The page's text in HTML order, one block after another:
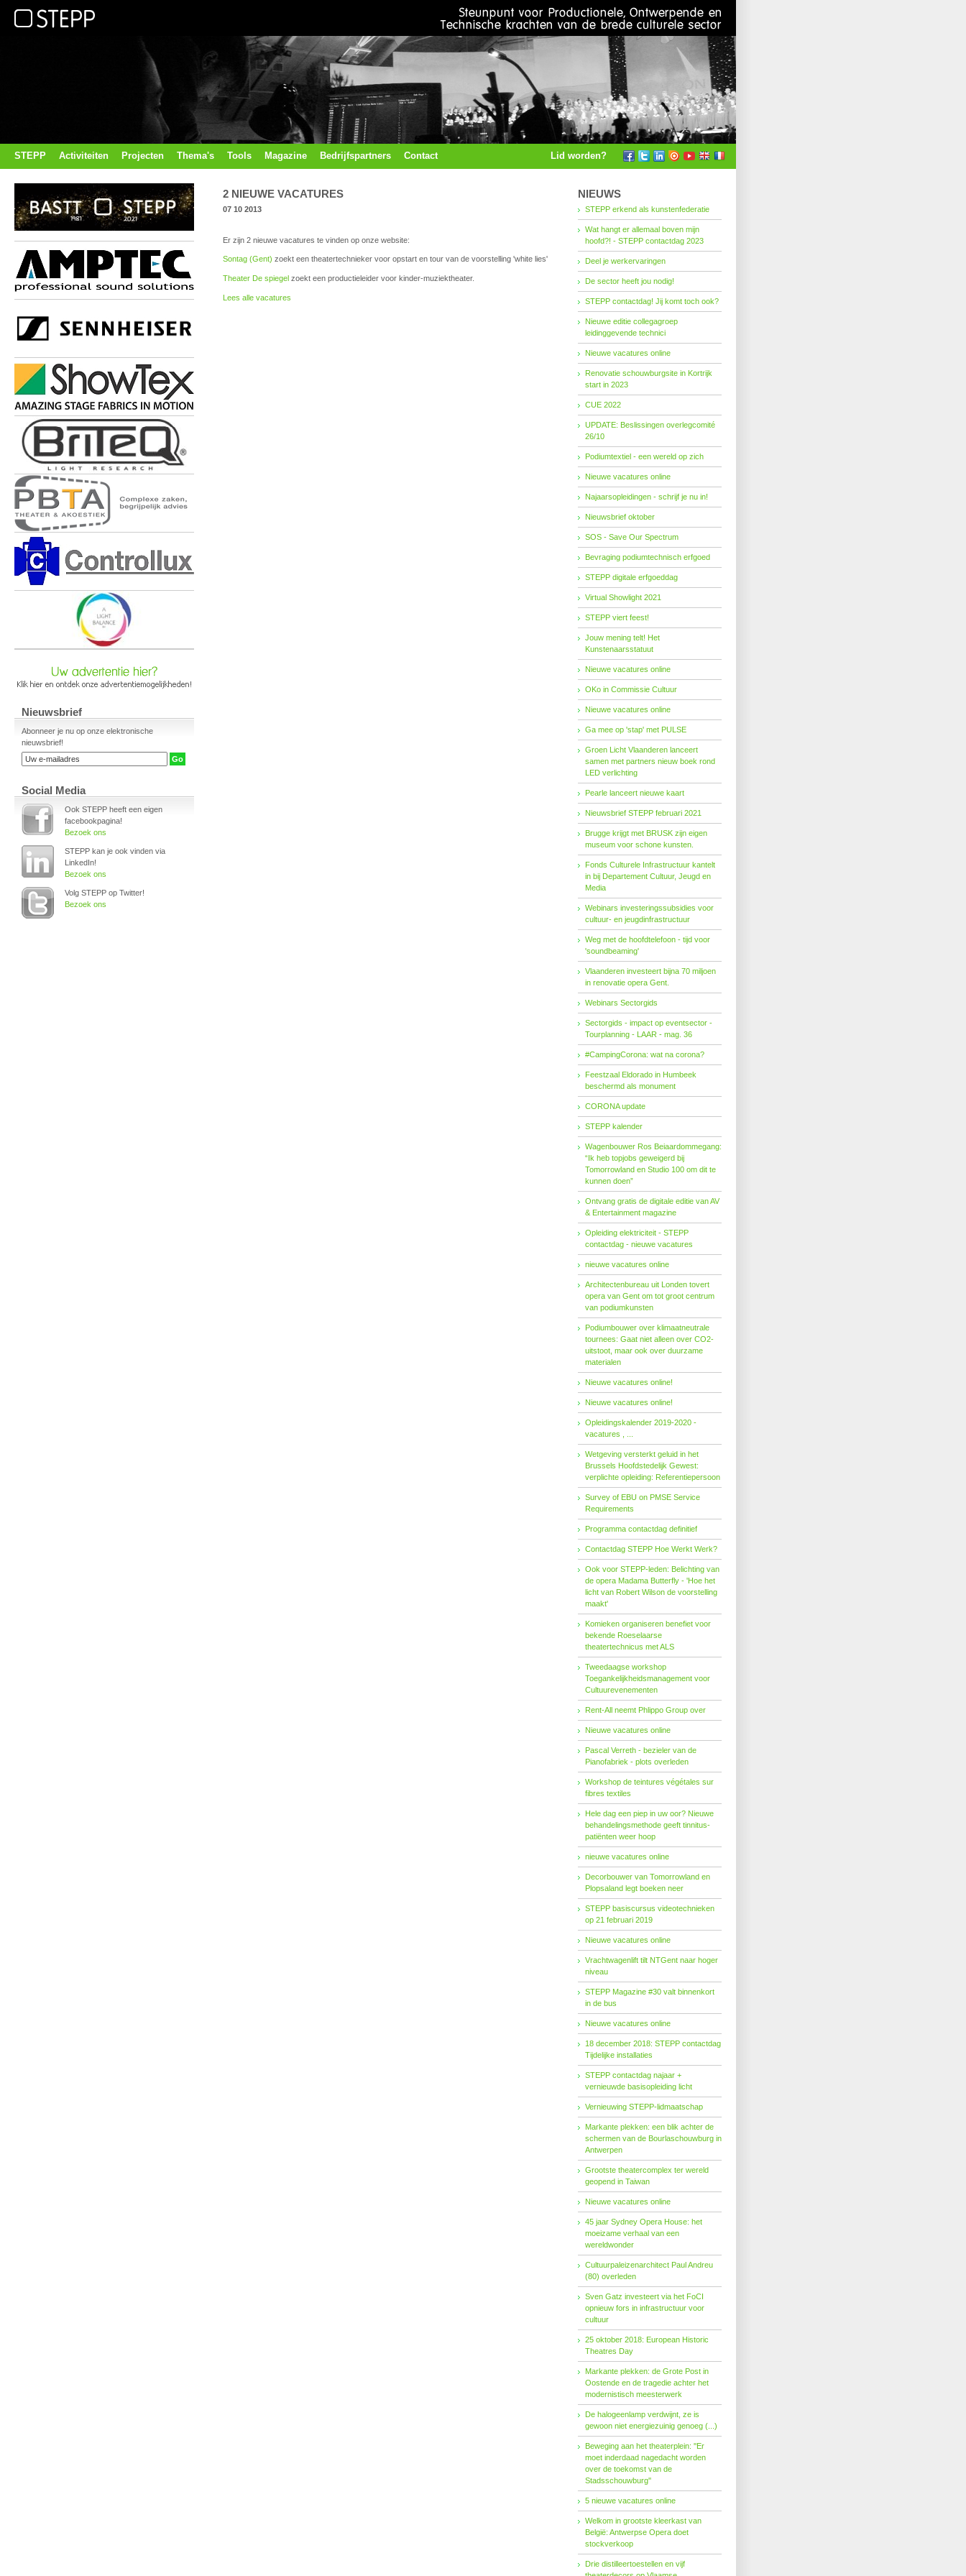
STEPP Activiteiten Projecten Thema's Tools Magazine Bedrijfspartners Contact Lid worden?
Nieuwsbrief
Abonneer je nu op onze elektronische
nieuwsbrief!
Social Media
Ook STEPP heeft een eigen
facebookpagina!
Bezoek ons
STEPP kan je ook vinden via
LinkedIn!
Bezoek ons
Volg STEPP op Twitter!
Bezoek ons
2 NIEUWE VACATURES
07 10 2013
Er zijn 2 nieuwe vacatures te vinden op onze website:
Sontag (Gent) zoekt een theatertechnieker voor opstart en tour van de voorstelling 'white lies'
Theater De spiegel zoekt een productieleider voor kinder-muziektheater.
Lees alle vacatures
NIEUWS
STEPP erkend als kunstenfederatie
Wat hangt er allemaal boven mijn
hoofd?! - STEPP contactdag 2023
Deel je werkervaringen
De sector heeft jou nodig!
STEPP contactdag! Jij komt toch ook?
Nieuwe editie collegagroep
leidinggevende technici
Nieuwe vacatures online
Renovatie schouwburgsite in Kortrijk
start in 2023
CUE 2022
UPDATE: Beslissingen overlegcomité
26/10
Podiumtextiel - een wereld op zich
Nieuwe vacatures online
Najaarsopleidingen - schrijf je nu in!
Nieuwsbrief oktober
SOS - Save Our Spectrum
Bevraging podiumtechnisch erfgoed
STEPP digitale erfgoeddag
Virtual Showlight 2021
STEPP viert feest!
Jouw mening telt! Het
Kunstenaarsstatuut
Nieuwe vacatures online
OKo in Commissie Cultuur
Nieuwe vacatures online
Ga mee op 'stap' met PULSE
Groen Licht Vlaanderen lanceert
samen met partners nieuw boek rond
LED verlichting
Pearle lanceert nieuwe kaart
Nieuwsbrief STEPP februari 2021
Brugge krijgt met BRUSK zijn eigen
museum voor schone kunsten.
Fonds Cul­tu­re­le In­fra­struc­tuur kan­telt
in bij De­par­te­ment Cul­tuur, Jeugd en
Me­dia
Webinars investeringssubsidies voor
cultuur- en jeugdinfrastructuur
Weg met de hoofdtelefoon - tijd voor
'soundbeaming'
Vlaanderen investeert bijna 70 miljoen
in renovatie opera Gent.
Webinars Sectorgids
Sectorgids - impact op eventsector -
Tourplanning - LAAR - mag. 36
#CampingCorona: wat na corona?
Feestzaal Eldorado in Humbeek
beschermd als monument
CORONA update
STEPP kalender
Wagenbouwer Ros Beiaardommegang:
“Ik heb topjobs geweigerd bij
Tomorrowland en Studio 100 om dit te
kunnen doen”
Ontvang gratis de digitale editie van AV
& Entertainment magazine
Opleiding elektriciteit - STEPP
contactdag - nieuwe vacatures
nieuwe vacatures online
Architectenbureau uit Londen tovert
opera van Gent om tot groot centrum
van podiumkunsten
Podiumbouwer over klimaatneutrale
tournees: Gaat niet alleen over CO2-
uitstoot, maar ook over duurzame
materialen
Nieuwe vacatures online!
Nieuwe vacatures online!
Opleidingskalender 2019-2020 -
vacatures , ...
Wetgeving versterkt geluid in het
Brussels Hoofdstedelijk Gewest:
verplichte opleiding: Referentiepersoon
Survey of EBU on PMSE Service
Requirements
Programma contactdag definitief
Contactdag STEPP Hoe Werkt Werk?
Ook voor STEPP-leden: Belichting van
de opera Madama Butterfly - 'Hoe het
licht van Robert Wilson de voorstelling
maakt'
Komieken organiseren benefiet voor
bekende Roeselaarse
theatertechnicus met ALS
Tweedaagse workshop
Toegankelijkheidsmanagement voor
Cultuurevenementen
Rent-All neemt Phlippo Group over
Nieuwe vacatures online
Pascal Verreth - bezieler van de
Pianofabriek - plots overleden
Workshop de teintures végétales sur
fibres textiles
Hele dag een piep in uw oor? Nieuwe
behandelings­methode geeft tinnitus-
patiënten weer hoop
nieuwe vacatures online
Decorbouwer van Tomorrowland en
Plopsaland legt boeken neer
STEPP basiscursus videotechnieken
op 21 februari 2019
Nieuwe vacatures online
Vrachtwagenlift tilt NTGent naar hoger
niveau
STEPP Magazine #30 valt binnenkort
in de bus
Nieuwe vacatures online
18 december 2018: STEPP contactdag
Tijdelijke installaties
STEPP contactdag najaar +
vernieuwde basisopleiding licht
Vernieuwing STEPP-lidmaatschap
Markante plekken: een blik achter de
schermen van de Bourlaschouwburg in
Antwerpen
Grootste theatercomplex ter wereld
geopend in Taiwan
Nieuwe vacatures online
45 jaar Sydney Opera House: het
moeizame verhaal van een
wereldwonder
Cultuurpaleizenarchitect Paul Andreu
(80) overleden
Sven Gatz investeert via het FoCI
opnieuw fors in infrastructuur voor
cultuur
25 oktober 2018: European Historic
Theatres Day
Markante plekken: de Grote Post in
Oostende en de tragedie achter het
modernistisch meesterwerk
De halogeenlamp verdwijnt, ze is
gewoon niet energiezuinig genoeg (...)
Beweging aan het theaterplein: ''Er
moet inderdaad nagedacht worden
over de toekomst van de
Stadsschouwburg''
5 nieuwe vacatures online
Welkom in grootste kleerkast van
België: Antwerpse Opera doet
stockverkoop
Drie distilleertoestellen en vijf